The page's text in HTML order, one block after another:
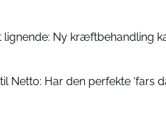
Ny kræftbehandling
Netto: Har den perfekte ‘fars